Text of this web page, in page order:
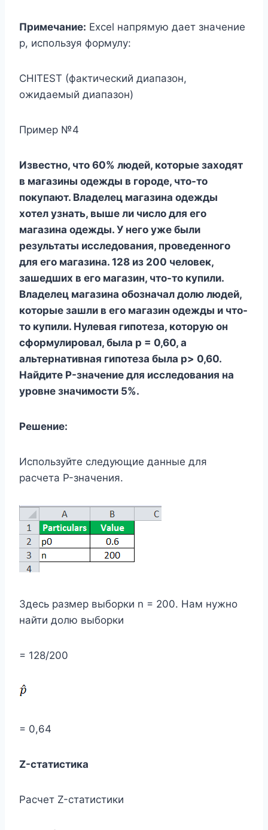
Примечание: Excel напрямую дает значение
p, используя формулу:
CHITEST (фактический диапазон,
ожидаемый диапазон)
Пример №4
Известно, что 60% людей, которые заходят
в магазины одежды в городе, что-то
покупают. Владелец магазина одежды
хотел узнать, выше ли число для его
магазина одежды. У него уже были
результаты исследования, проведенного
для его магазина. 128 из 200 человек,
зашедших в его магазин, что-то купили.
Владелец магазина обозначал долю людей,
которые зашли в его магазин одежды и что-
то купили. Нулевая гипотеза, которую он
сформулировал, была p = 0,60, а
альтернативная гипотеза была p> 0,60.
Найдите P-значение для исследования на
уровне значимости 5%.
Решение:
Используйте следующие данные для
расчета P-значения.
Здесь размер выборки n = 200. Нам нужно
найти долю выборки
= 128/200
= 0,64
Z-статистика
Расчет Z-статистики